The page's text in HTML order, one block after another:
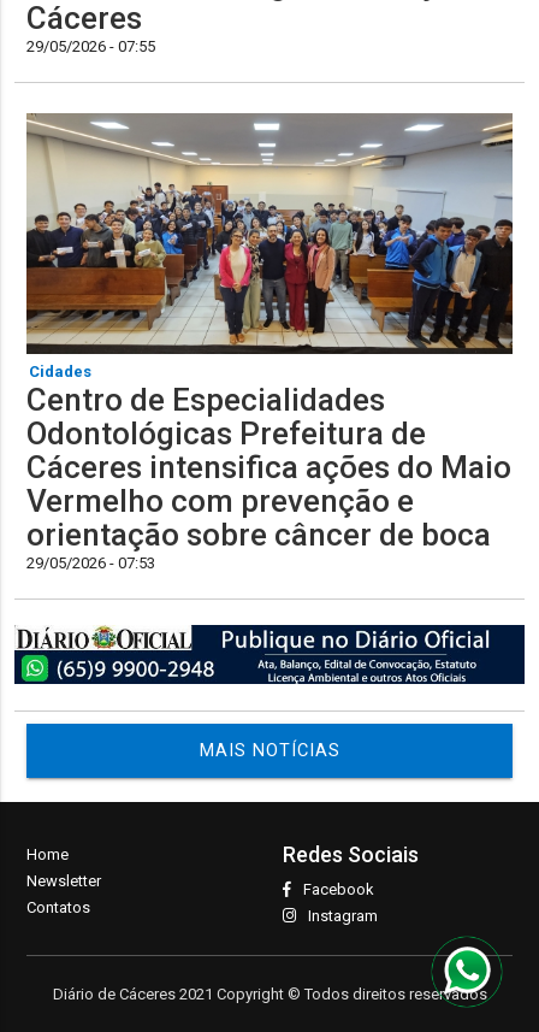
Cáceres
29/05/2026 - 07:55
Cidades
Centro de Especialidades
Odontológicas Prefeitura de
Cáceres intensifica ações do Maio
Vermelho com prevenção e
orientação sobre câncer de boca
29/05/2026 - 07:53
MAIS NOTÍCIAS
Home
Newsletter
Contatos
Redes Sociais
Facebook
Instagram
Diário de Cáceres 2021 Copyright © Todos direitos reservados